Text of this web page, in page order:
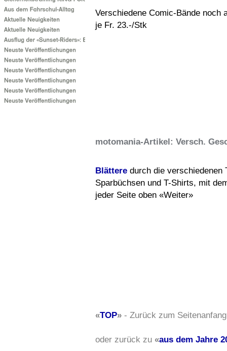
Verschiedene Comic-Bände noch
je Fr. 23.-/Stk
motomania-Artikel: Versch.
Blättere durch die verschiedenen
Sparbüchsen und T-Shirts, mit
jeder Seite oben «Weiter»
«TOP» - Zurück zum Seitenanfang
oder zurück zu «aus dem Jahre